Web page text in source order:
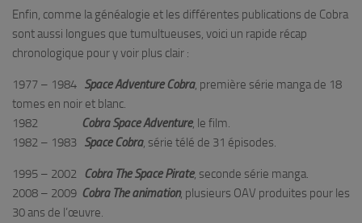
Enfin, comme la généalogie et les différentes publications de Cobra
sont aussi longues que tumultueuses, voici un rapide récap
chronologique pour y voir plus clair :
1977 – 1984 Space Adventure Cobra, première série manga de 18
tomes en noir et blanc.
1982 Cobra Space Adventure, le film.
1982 – 1983 Space Cobra, série télé de 31 épisodes.
1995 – 2002 Cobra The Space Pirate, seconde série manga.
2008 – 2009 Cobra The animation, plusieurs OAV produites pour les
30 ans de l’œuvre.